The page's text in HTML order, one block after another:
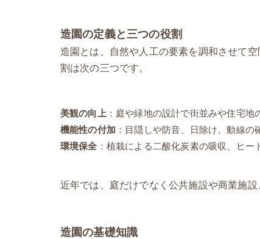
造園の定義と三つの役割
造園とは、自然や人工の要素を調和させて
割は次の三つです。
美観の向上：庭や緑地の設計で街並みや住宅地
機能性の付加 ：目隠しや防音、日除け、動線の
環境保全 ：植栽による二酸化炭素の吸収、ヒ
近年では、庭だけでなく公共施設や商業施
造園の基礎知識